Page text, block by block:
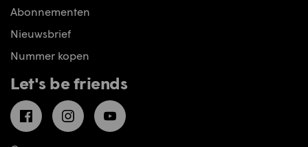
Abonnementen
Nieuwsbrief
Nummer kopen
Let's be friends
FacebookInstagramYouTube